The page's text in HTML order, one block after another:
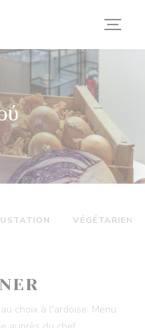
VÉGÉTARIEN
choix à l'ardoise. Menu